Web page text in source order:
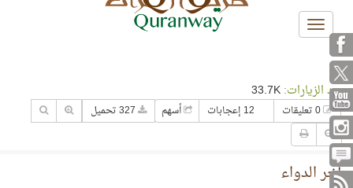
Toggle
navigation
عدد الزيارات:
12 إعجابات أسهم
آخر الدواء